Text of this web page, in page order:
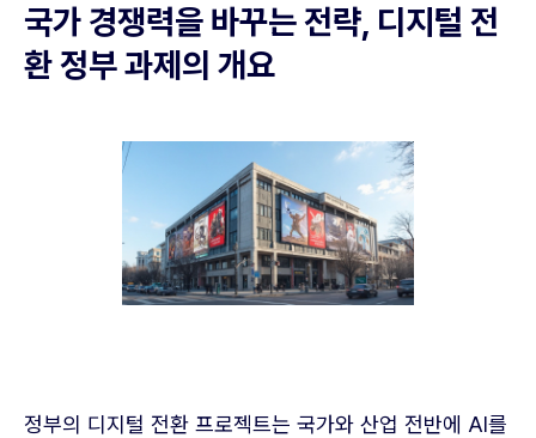
국가 경쟁력을 바꾸는 전략, 디지털 전
환 정부 과제의 개요
정부의 디지털 전환 프로젝트는 국가와 산업 전반에 AI를